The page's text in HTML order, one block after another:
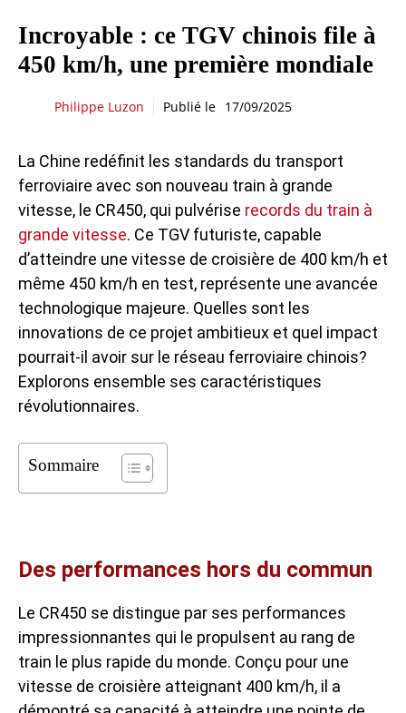
Incroyable : ce TGV chinois file à
450 km/h, une première mondiale
Philippe Luzon Publié le 17/09/2025
La Chine redéfinit les standards du transport
ferroviaire avec son nouveau train à grande
vitesse, le CR450, qui pulvérise records du train à
grande vitesse. Ce TGV futuriste, capable
d’atteindre une vitesse de croisière de 400 km/h et
même 450 km/h en test, représente une avancée
technologique majeure. Quelles sont les
innovations de ce projet ambitieux et quel impact
pourrait-il avoir sur le réseau ferroviaire chinois?
Explorons ensemble ses caractéristiques
révolutionnaires.
Sommaire
Des performances hors du commun
Le CR450 se distingue par ses performances
impressionnantes qui le propulsent au rang de
train le plus rapide du monde. Conçu pour une
vitesse de croisière atteignant 400 km/h, il a